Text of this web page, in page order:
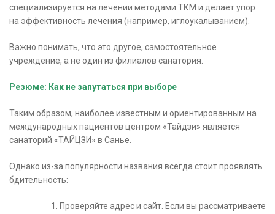
специализируется на лечении методами ТКМ и делает упор
на эффективность лечения (например, иглоукалыванием).
Важно понимать, что это другое, самостоятельное
учреждение, а не один из филиалов санатория.
Резюме: Как не запутаться при выборе
Таким образом, наиболее известным и ориентированным на
международных пациентов центром «Тайдзи» является
санаторий «ТАЙЦЗИ» в Санье.
Однако из-за популярности названия всегда стоит проявлять
бдительность:
Проверяйте адрес и сайт. Если вы рассматриваете